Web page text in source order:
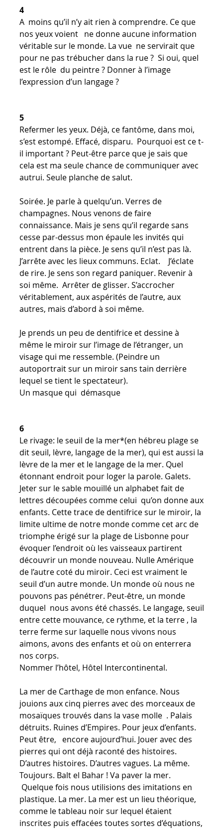
4
A moins qu’il n’y ait rien à comprendre. Ce que
nos yeux voient ne donne aucune information
véritable sur le monde. La vue ne servirait que
pour ne pas trébucher dans la rue ? Si oui, quel
est le rôle du peintre ? Donner à l’image
l’expression d’un langage ?
5
Refermer les yeux. Déjà, ce fantôme, dans moi,
s’est estompé. Effacé, disparu. Pourquoi est ce t-
il important ? Peut-être parce que je sais que
cela est ma seule chance de communiquer avec
autrui. Seule planche de salut.
Soirée. Je parle à quelqu’un. Verres de
champagnes. Nous venons de faire
connaissance. Mais je sens qu’il regarde sans
cesse par-dessus mon épaule les invités qui
entrent dans la pièce. Je sens qu’il n’est pas là.
J’arrête avec les lieux communs. Eclat. J’éclate
de rire. Je sens son regard paniquer. Revenir à
soi même. Arrêter de glisser. S’accrocher
véritablement, aux aspérités de l’autre, aux
autres, mais d’abord à soi même.
Je prends un peu de dentifrice et dessine à
même le miroir sur l’image de l’étranger, un
visage qui me ressemble. (Peindre un
autoportrait sur un miroir sans tain derrière
lequel se tient le spectateur).
Un masque qui démasque
6
Le rivage: le seuil de la mer*(en hébreu plage se
dit seuil, lèvre, langage de la mer), qui est aussi la
lèvre de la mer et le langage de la mer. Quel
étonnant endroit pour loger la parole. Galets.
Jeter sur le sable mouillé un alphabet fait de
lettres découpées comme celui qu’on donne aux
enfants. Cette trace de dentifrice sur le miroir, la
limite ultime de notre monde comme cet arc de
triomphe érigé sur la plage de Lisbonne pour
évoquer l’endroit où les vaisseaux partirent
découvrir un monde nouveau. Nulle Amérique
de l’autre coté du miroir. Ceci est vraiment le
seuil d’un autre monde. Un monde où nous ne
pouvons pas pénétrer. Peut-être, un monde
duquel nous avons été chassés. Le langage, seuil
entre cette mouvance, ce rythme, et la terre , la
terre ferme sur laquelle nous vivons nous
aimons, avons des enfants et où on enterrera
nos corps.
Nommer l’hôtel, Hôtel Intercontinental.
La mer de Carthage de mon enfance. Nous
jouions aux cinq pierres avec des morceaux de
mosaïques trouvés dans la vase molle . Palais
détruits. Ruines d’Empires. Pour jeux d’enfants.
Peut être, encore aujourd’hui. Jouer avec des
pierres qui ont déjà raconté des histoires.
D’autres histoires. D’autres vagues. La même.
Toujours. Balt el Bahar ! Va paver la mer.
Quelque fois nous utilisions des imitations en
plastique. La mer. La mer est un lieu théorique,
comme le tableau noir sur lequel étaient
inscrites puis effacées toutes sortes d’équations,